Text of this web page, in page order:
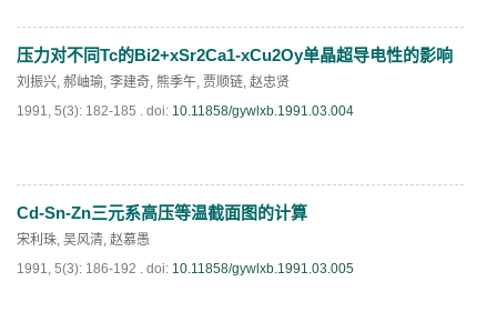
PDF( 799)
压力对不同Tc的Bi2+xSr2Ca1-xCu2Oy单晶超导电性的影响
刘振兴, 郝岫瑜, 李建奇, 熊季午, 贾顺链, 赵忠贤
1991, 5(3): 182-185 . doi: 10.11858/gywlxb.1991.03.004
PDF(656)
Cd-Sn-Zn三元系高压等温截面图的计算
宋利珠, 吴风清, 赵慕愚
1991, 5(3): 186-192 . doi: 10.11858/gywlxb.1991.03.005